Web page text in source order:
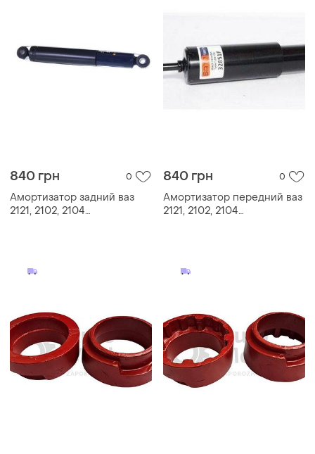
840 грн 0
Амортизатор задний ваз
2121, 2102, 2104
840 грн 0
Амортизатор передний ваз
2121, 2102, 2104